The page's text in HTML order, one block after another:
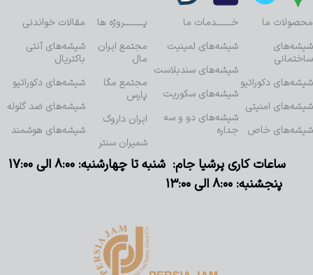
محصولات ما
شیشه‌های
ساختمانی
شیشه‌های دکوراتیو
شیشه‌های امنیتی
شیشه‌های خاص
خـــــــدمات ما
شیشه‌های لمینیت
شیشه‌های سندبلاست
شیشه‌های سکوریت
شیشه‌های دو و سه
جداره
پـــــــــروژه ها
مجتمع ایران
مال
مجتمع مگا
پارس
ایران داروک
شمیران سنتر
مقالات خواندنی
شیشه‌های آنتی
باکتریال
شیشه‌های دکوراتیو
شیشه‌های ضد گلوله
شیشه‌های هوشمند
ساعات کاری پرشیا جام: شنبه تا چهارشنبه: ۸:۰۰ الی ۱۷:۰۰
پنجشنبه: ۸:۰۰ الی ۱۳:۰۰